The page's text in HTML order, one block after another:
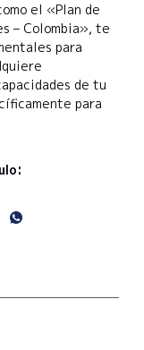
el «Plan de
– Colombia», te
para
de tu
para